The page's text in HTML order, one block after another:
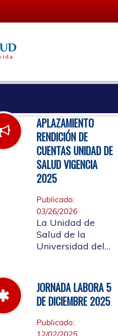
APLAZAMIENTO
RENDICIÓN DE
CUENTAS UNIDAD DE
SALUD VIGENCIA
2025
Publicado:
03/26/2026
La Unidad de
Salud de la
Universidad del
universitaria
afiliada, y a la
ciudadanía en
general, que se
aplaza el evento
JORNADA LABORA 5
DE DICIEMBRE 2025
Publicado:
12/02/2025